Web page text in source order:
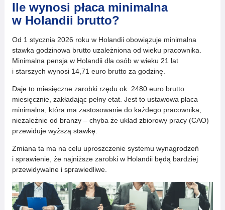
Ile wynosi płaca minimalna
w Holandii brutto?
Od 1 stycznia 2026 roku w Holandii obowiązuje minimalna
stawka godzinowa brutto uzależniona od wieku pracownika.
Minimalna pensja w Holandii dla osób w wieku 21 lat
i starszych wynosi 14,71 euro brutto za godzinę.
Daje to miesięczne zarobki rzędu ok. 2480 euro brutto
miesięcznie, zakładając pełny etat. Jest to ustawowa płaca
minimalna, która ma zastosowanie do każdego pracownika,
niezależnie od branży – chyba że układ zbiorowy pracy (CAO)
przewiduje wyższą stawkę.
Zmiana ta ma na celu uproszczenie systemu wynagrodzeń
i sprawienie, że najniższe zarobki w Holandii będą bardziej
przewidywalne i sprawiedliwe.